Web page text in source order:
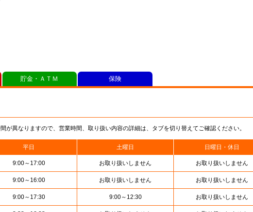
異なりますので、営業時間、取り扱い内容の詳細は、タブを切り替えてご確認ください。
平日 土曜日 日曜日・休日
9:00～17:00 お取り扱いしません お取り扱いしません
9:00～16:00 お取り扱いしません お取り扱いしません
9:00～17:30 9:00～12:30 お取り扱いしません
貯金・ＡＴＭ 保険